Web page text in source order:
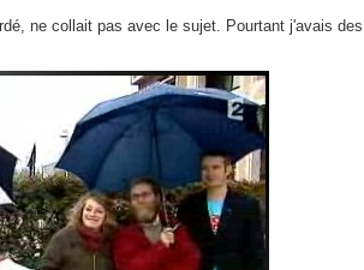
ne collait pas avec le sujet. Pourtant j'avais des